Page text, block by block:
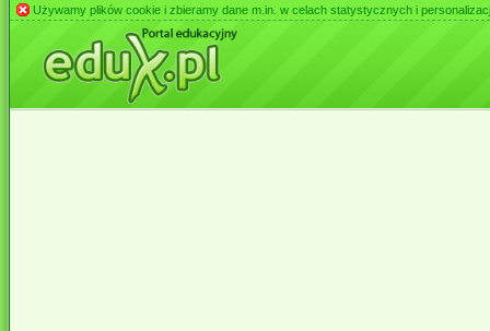
Używamy plików cookie i zbieramy dane m.in. w celach statystycznych i